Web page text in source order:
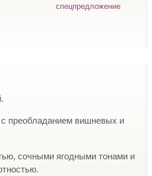
спецпредложение
преобладанием вишневых и
сочными ягодными тонами и